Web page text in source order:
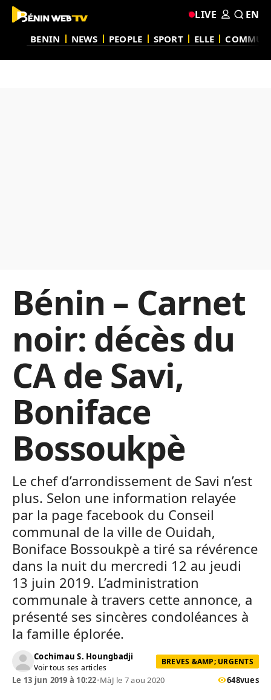
BENIN NEWS PEOPLE SPORT ELLE
LIVE EN
Bénin – Carnet
noir: décès du
CA de Savi,
Boniface
Bossoukpè
Le chef d’arrondissement de Savi n’est
plus. Selon une information relayée
par la page facebook du Conseil
communal de la ville de Ouidah,
Boniface Bossoukpè a tiré sa révérence
dans la nuit du mercredi 12 au jeudi
13 juin 2019. L’administration
communale à travers cette annonce, a
présenté ses sincères condoléances à
la famille éplorée.
Cochimau S. Houngbadji
Voir tous ses articles
BREVES &AMP; URGENTS
Le 13 jun 2019 à 10:22•MàJ le 7 aou 2020 648vues